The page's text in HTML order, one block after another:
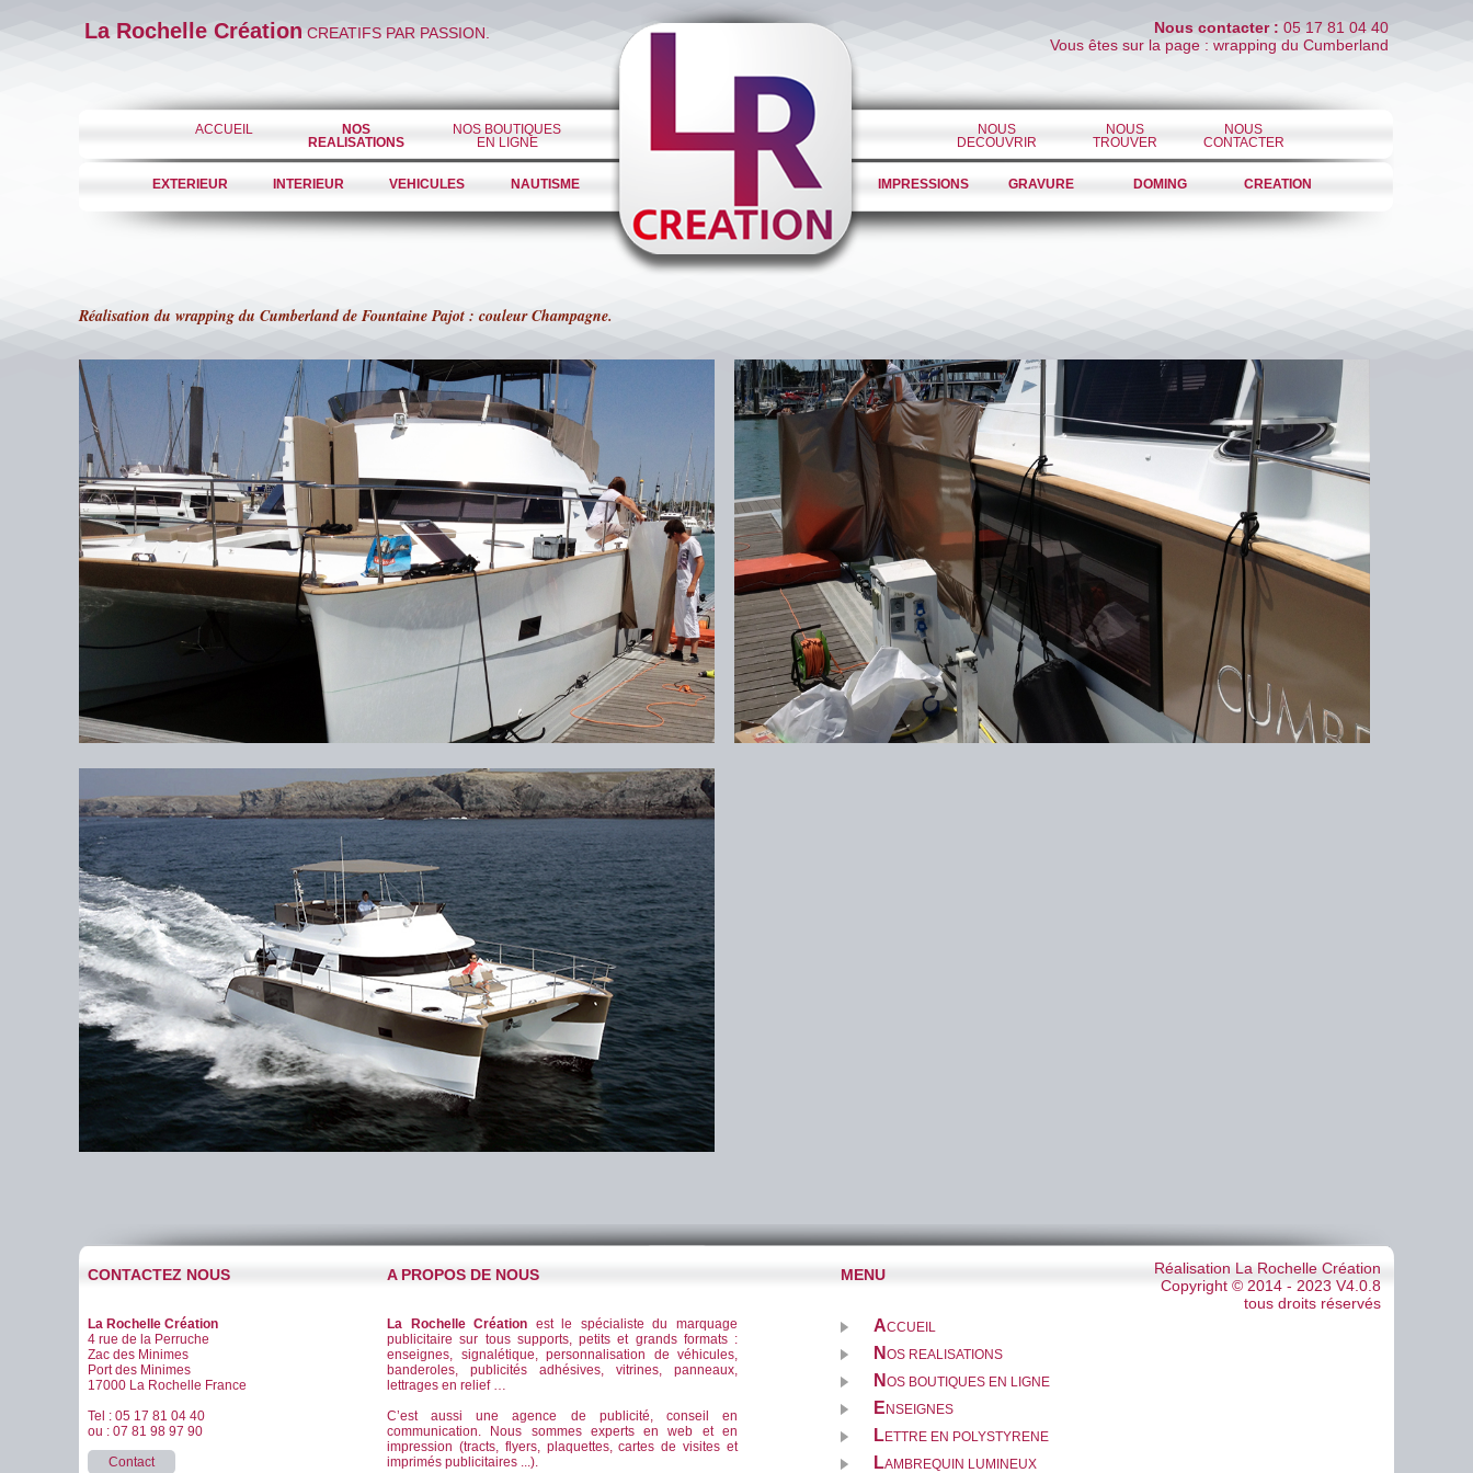
La Rochelle Création CREATIFS PAR PASSION. Nous contacter : 05 17 81 04 40
Vous êtes sur la page : wrapping du Cumberland
ACCUEIL
NOS
REALISATIONS
NOS BOUTIQUES
EN LIGNE
NOUS
DECOUVRIR
NOUS
TROUVER
NOUS
CONTACTER
EXTERIEUR INTERIEUR VEHICULES NAUTISME IMPRESSIONS GRAVURE DOMING CREATION
Réalisation du wrapping du Cumberland de Fountaine Pajot : couleur Champagne.
CONTACTEZ NOUS
La Rochelle Création
4 rue de la Perruche
Zac des Minimes
Port des Minimes
17000 La Rochelle France
Tel : 05 17 81 04 40
ou : 07 81 98 97 90
Contact
A PROPOS DE NOUS
La Rochelle Création est le spécialiste du marquage
publicitaire sur tous supports, petits et grands formats :
enseignes, signalétique, personnalisation de véhicules,
banderoles, publicités adhésives, vitrines, panneaux,
lettrages en relief …
C’est aussi une agence de publicité, conseil en
communication. Nous sommes experts en web et en
impression (tracts, flyers, plaquettes, cartes de visites et
imprimés publicitaires ...).
MENU
ACCUEIL
N OS REALISATIONS
N OS BOUTIQUES EN LIGNE
E NSEIGNES
LETTRE EN POLYSTYRENE
LAMBREQUIN LUMINEUX
Réalisation La Rochelle Création
Copyright © 2014 - 2023 V4.0.8
tous droits réservés